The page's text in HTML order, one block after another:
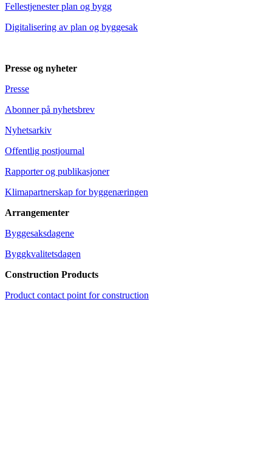
Fellestjenester plan og bygg
Digitalisering av plan og byggesak
Presse og nyheter
Presse
Abonner på nyhetsbrev
Nyhetsarkiv
Offentlig postjournal
Rapporter og publikasjoner
Klimapartnerskap for byggenæringen
Arrangementer
Byggesaksdagene
Byggkvalitetsdagen
Construction Products
Product contact point for construction